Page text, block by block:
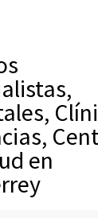
en